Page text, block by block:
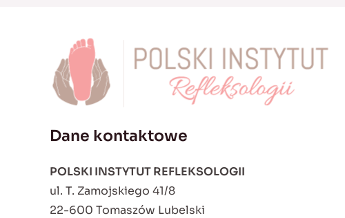
Dane kontaktowe
POLSKI INSTYTUT REFLEKSOLOGII
ul. T. Zamojskiego 41/8
22-600 Tomaszów Lubelski